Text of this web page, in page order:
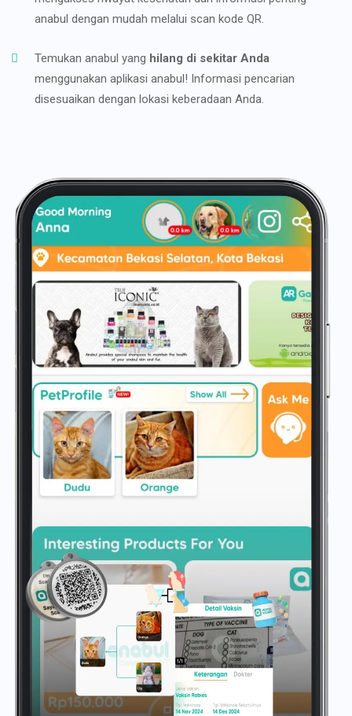
anabul dengan mudah melalui scan kode QR.
Temukan anabul yang hilang di sekitar Anda
menggunakan aplikasi anabul! Informasi pencarian
disesuaikan dengan lokasi keberadaan Anda.